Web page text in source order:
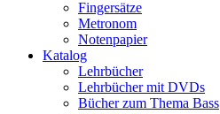
Fingersätze
Metronom
Notenpapier
Katalog
Lehrbücher
Lehrbücher mit DVDs
Bücher zum Thema Bass